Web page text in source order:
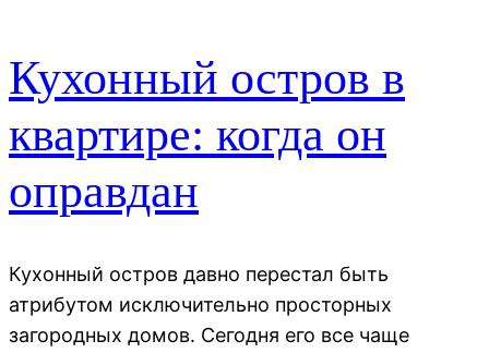
Кухонный остров в
квартире: когда он
оправдан
Кухонный остров давно перестал быть
атрибутом исключительно просторных
загородных домов. Сегодня его все чаще